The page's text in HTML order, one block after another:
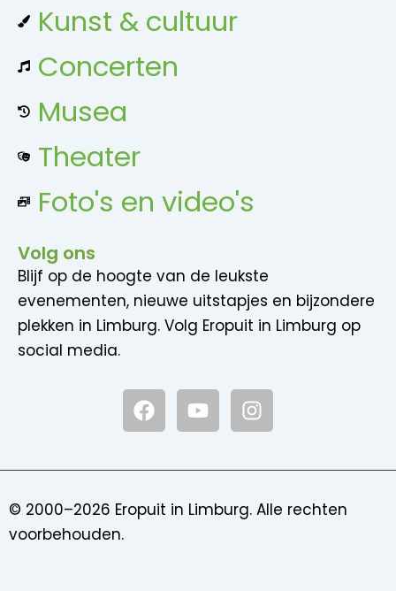
Kunst & cultuur
Concerten
Musea
Theater
Foto's en video's
Volg ons
Blijf op de hoogte van de leukste
evenementen, nieuwe uitstapjes en bijzondere
plekken in Limburg. Volg Eropuit in Limburg op
social media.
F
a
c
o
Y
o
u
b
I
n
s
g
© 2000–2026 Eropuit in Limburg. Alle rechten
voorbehouden.